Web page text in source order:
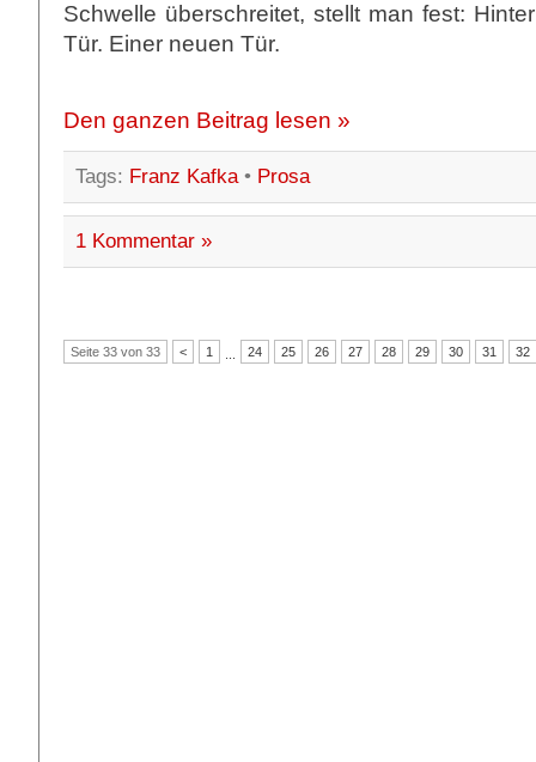
Schwelle überschreitet, stellt man fest:
Tür. Einer neuen Tür.
Den ganzen Beitrag lesen »
Tags: Franz Kafka• Prosa
1 Kommentar »
Seite 33 von 33 < 1 24 25 26 27 28 29 30 31 32